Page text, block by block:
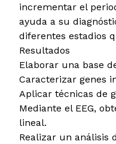
incrementar el
ayuda a su
diferentes estadios
Resultados
Elaborar una base
Caracterizar genes
Aplicar técnicas de
Mediante el EEG,
lineal.
Realizar un análisis